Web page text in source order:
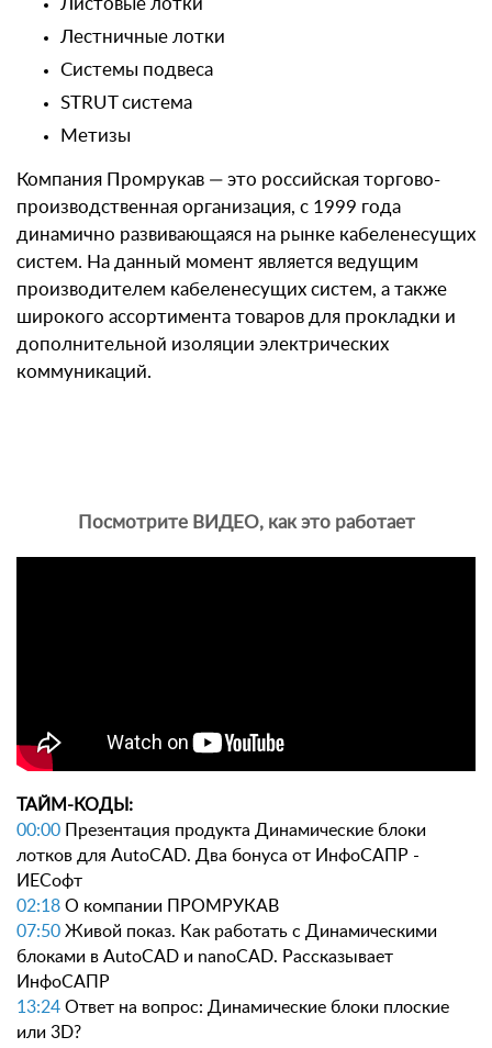
Листовые лотки
Лестничные лотки
Системы подвеса
STRUT система
Метизы
Компания Промрукав — это российская торгово-
производственная организация, с 1999 года
динамично развивающаяся на рынке кабеленесущих
систем. На данный момент является ведущим
производителем кабеленесущих систем, а также
широкого ассортимента товаров для прокладки и
дополнительной изоляции электрических
коммуникаций.
Посмотрите ВИДЕО, как это работает
ТАЙМ-КОДЫ:
00:00 Презентация продукта Динамические блоки
лотков для AutoCAD. Два бонуса от ИнфоСАПР -
ИЕСофт
02:18 О компании ПРОМРУКАВ
07:50 Живой показ. Как работать с Динамическими
блоками в AutoCAD и nanoCAD. Рассказывает
ИнфоСАПР
13:24 Ответ на вопрос: Динамические блоки плоские
или 3D?